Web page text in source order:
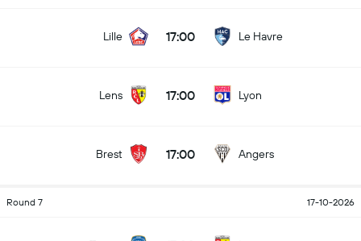
Lille 17:00 Le Havre
Lens 17:00 Lyon
Brest 17:00 Angers
Round 7 17-10-2026